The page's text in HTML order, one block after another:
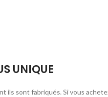
UNIQUE
ils sont fabriqués. Si vous